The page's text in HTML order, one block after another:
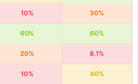
10% 30%
60% 60%
20% 8.1%
10% 40%